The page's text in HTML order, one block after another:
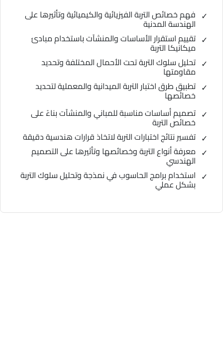
فهم خصائص التربة الفيزيائية والكيميائية وتأثيرها على
الهندسة المدنية
تقييم استقرار الأساسات والمنشآت باستخدام مبادئ
ميكانيكا التربة
تحليل سلوك التربة تحت الأحمال المختلفة وتحديد
مقاومتها
تطبيق طرق اختبار التربة الميدانية والمعملية لتحديد
خصائصها
تصميم أساسات مناسبة للمباني والمنشآت بناءً على
خصائص التربة
تفسير نتائج اختبارات التربة لاتخاذ قرارات هندسية دقيقة
معرفة أنواع التربة وخصائصها وتأثيرها على التصميم
الهندسي
استخدام برامج الحاسوب في نمذجة وتحليل سلوك التربة
بشكل عملي